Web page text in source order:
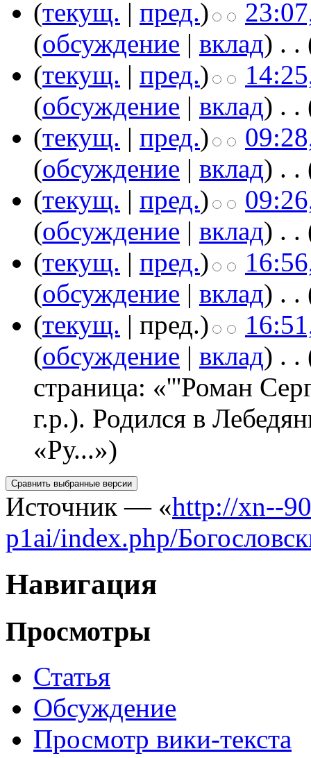
(текущ. | пред.)
(обсуждение | вклад) . .
(текущ. | пред.)
(обсуждение | вклад) . .
(текущ. | пред.)
(обсуждение | вклад) . .
(текущ. | пред.)
(обсуждение | вклад) . .
(текущ. | пред.)
(обсуждение | вклад) . .
(текущ. | пред.)
(обсуждение | вклад) . .
страница: «'''Роман
г.р.). Родился в
«Ру...»)
Источник — «http://xn--
p1ai/index.php/
Навигация
Просмотры
Статья
Обсуждение
Просмотр вики-текста